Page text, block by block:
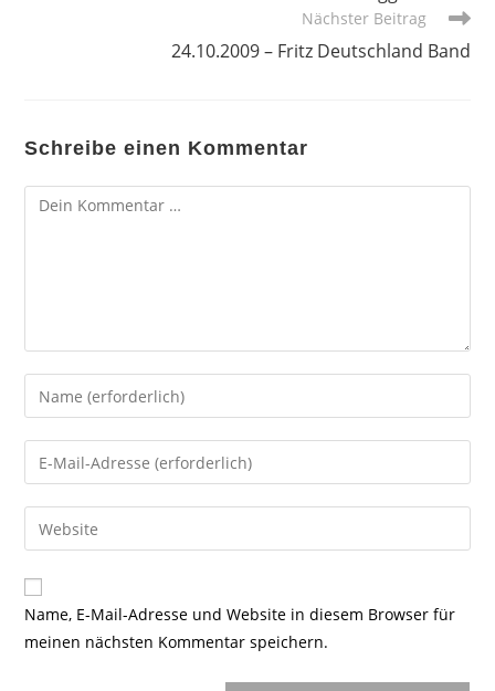
Nächster Beitrag
24.10.2009 – Fritz Deutschland Band
Schreibe einen Kommentar
Kommentar
Gib
deinen
Namen
oder
zum
Kommentieren
ein
Gib
deine
E-
Mail-
zum
Kommentieren
ein
Gib
deine
Website-
URL
Name, E-Mail-Adresse und Website in diesem Browser für
meinen nächsten Kommentar speichern.